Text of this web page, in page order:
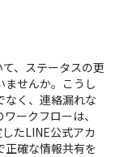
、ステータスの更
せんか。こうし
なく、連絡漏れな
ークフローは、
たLINE公式アカ
正確な情報共有を